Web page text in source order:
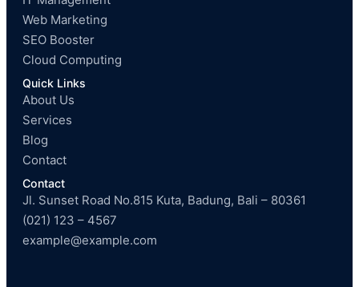
Web Marketing
SEO Booster
Cloud Computing
Quick Links
About Us
Services
Blog
Contact
Contact
Jl. Sunset Road No.815 Kuta, Badung, Bali – 80361
(021) 123 – 4567
example@example.com